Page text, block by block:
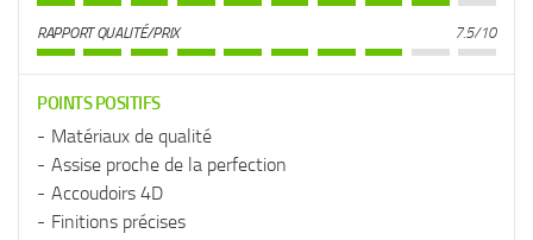
RAPPORT QUALITÉ/PRIX 7.5/10
POINTS POSITIFS
Matériaux de qualité
Assise proche de la perfection
Accoudoirs 4D
Finitions précises